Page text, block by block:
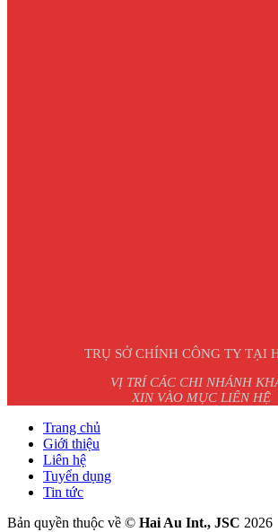
TRỤ SỞ CHÍNH CÔNG TY TẠI
VỊ TRÍ CÁC CHI NHÁNH
XIN VÀO MỤC LIÊN HỆ
Trang chủ
Giới thiệu
Liên hệ
Tuyển dụng
Tin tức
Bản quyền thuộc về © Hai Au Int., JSC 2026